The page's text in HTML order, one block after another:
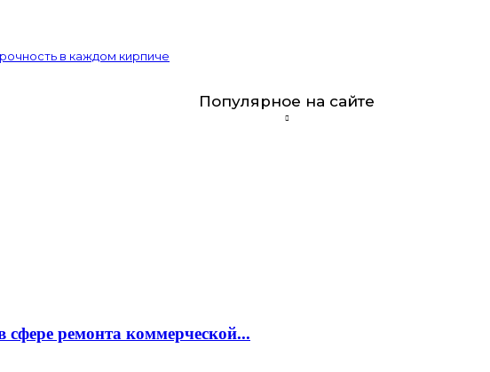
в каждом кирпиче
Популярное на сайте
ремонта коммерческой...